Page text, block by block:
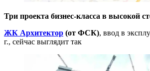
Три проекта бизнес-класса в высокой
ЖК Архитектор (от ФСК), ввод в
г., сейчас выглядит так